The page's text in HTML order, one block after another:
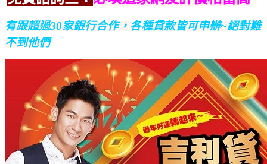
有跟超過30家銀行合作， 各種貸款皆可申辦~絕對難
不到他們